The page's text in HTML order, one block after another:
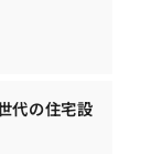
代の住宅設